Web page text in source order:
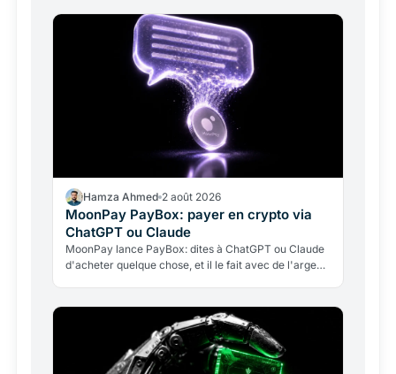
Hamza Ahmed 2 août 2026
MoonPay PayBox: payer en crypto via
ChatGPT ou Claude
MoonPay lance PayBox: dites à ChatGPT ou Claude
d'acheter quelque chose, et il le fait avec de l'argent